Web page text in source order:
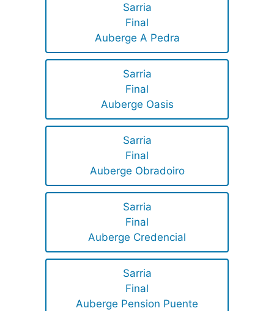
Sarria
Final
Auberge A Pedra
Sarria
Final
Auberge Oasis
Sarria
Final
Auberge Obradoiro
Sarria
Final
Auberge Credencial
Sarria
Final
Auberge Pension Puente